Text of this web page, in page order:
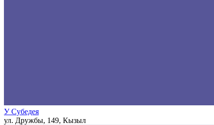
У Субедея
ул. Дружбы, 149, Кызыл